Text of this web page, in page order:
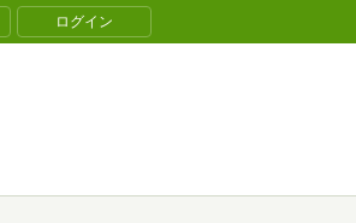
ログイン